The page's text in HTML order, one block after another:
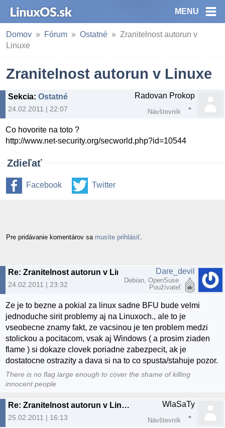
MENU
Domov Fórum Ostatné
Zranitelnost autorun v
Linuxe
Zranitelnost autorun v Linuxe
Sekcia: Ostatné
24.02.2011 | 22:07
Radovan Prokop
Návštevník
Co hovorite na toto ?
http://www.net-security.org/secworld.php?id=10544
Zdieľať
Facebook Twitter
Pre pridávanie komentárov sa musíte prihlásiť
24.02.2011 | 23:32
Dare_devil
Debian, OpenSuse
Používateľ
Ze je to bezne a pokial za linux sadne BFU bude velmi
jednoduche sirit problemy aj na Linuxoch., ale to je
vseobecne znamy fakt, ze vacsinou je ten problem medzi
stolickou a pocitacom, vsak aj Windows ( a prosim ziaden
flame ) si dokaze clovek poriadne zabezpecit, ak je
dostatocne ostrazity a dava si na to co spusta/stahuje pozor.
There is no flag large enough to cover the shame of killing
innocent people
Re: Zranitelnost autorun v Linuxe
25.02.2011 | 16:13
WlaSaTy
Návštevník